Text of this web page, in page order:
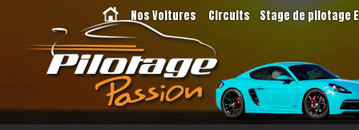
Nos Voitures Circuits Stage de pilotage